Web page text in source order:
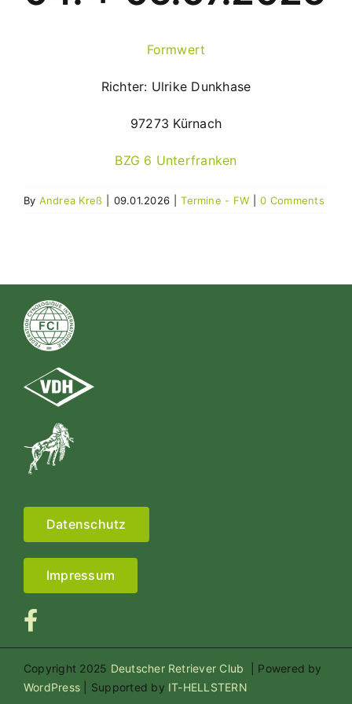
Formwert
Richter: Ulrike Dunkhase
97273 Kürnach
BZG 6 Unterfranken
By Andrea Kreß 09.01.2026 Termine - FW 0 Comments
Datenschutz
Impressum
Copyright 2025 Deutscher Retriever Club
| Powered by
WordPress | Supported by IT-HELLSTERN